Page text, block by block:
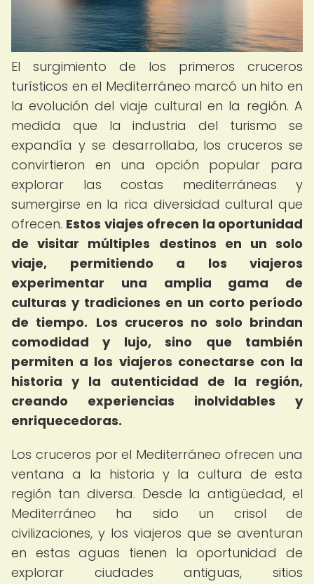
El surgimiento de los primeros cruceros
turísticos en el Mediterráneo marcó un hito en
la evolución del viaje cultural en la región. A
medida que la industria del turismo se
expandía y se desarrollaba, los cruceros se
convirtieron en una opción popular para
explorar las costas mediterráneas y
sumergirse en la rica diversidad cultural que
ofrecen. Estos viajes ofrecen la oportunidad
de visitar múltiples destinos en un solo
viaje, permitiendo a los viajeros
experimentar una amplia gama de
culturas y tradiciones en un corto período
de tiempo. Los cruceros no solo brindan
comodidad y lujo, sino que también
permiten a los viajeros conectarse con la
historia y la autenticidad de la región,
creando experiencias inolvidables y
enriquecedoras.
Los cruceros por el Mediterráneo ofrecen una
ventana a la historia y la cultura de esta
región tan diversa. Desde la antigüedad, el
Mediterráneo ha sido un crisol de
civilizaciones, y los viajeros que se aventuran
en estas aguas tienen la oportunidad de
explorar ciudades antiguas, sitios